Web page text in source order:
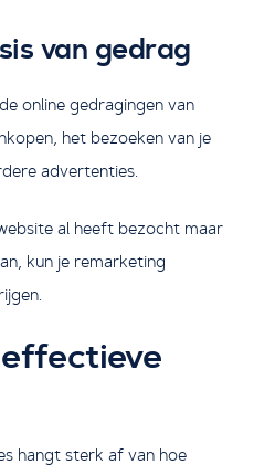
van gedrag
online gedragingen van
het bezoeken van je
advertenties.
al heeft bezocht maar
kun je remarketing
hangt sterk af van hoe